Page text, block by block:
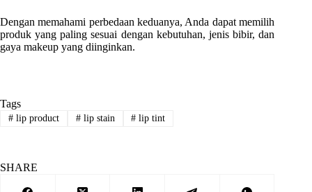
Dengan memahami perbedaan keduanya, Anda dapat memilih
produk yang paling sesuai dengan kebutuhan, jenis bibir, dan
gaya makeup yang diinginkan.
Tags
#lip product #lip stain # lip tint
SHARE